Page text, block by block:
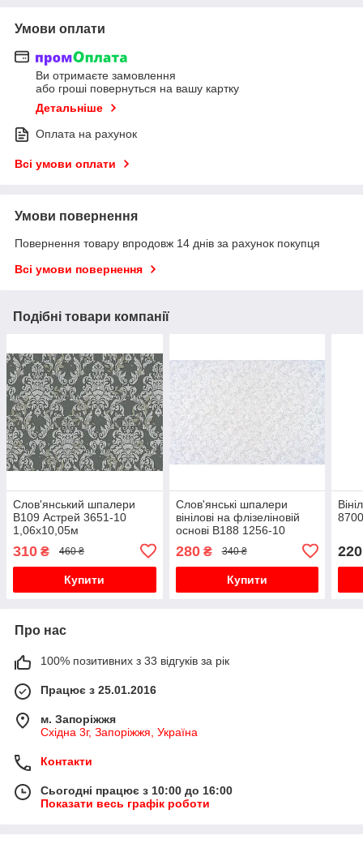
Умови оплати
Ви отримаєте замовлення
або гроші повернуться на вашу картку
Детальніше
Оплата на рахунок
Всі умови оплати
Умови повернення
Повернення товару впродовж 14 днів за рахунок покупця
Всі умови повернення
Подібні товари компанії
Слов'янський шпалери
В109 Астрей 3651-10
1,06х10,05м
310 ₴ 460 ₴
Купити
Слов'янські шпалери
вінілові на флізеліновій
основі В188 1256-10
280₴ 340 ₴
Купити
220
Про нас
100% позитивних з 33 відгуків за рік
Працює з 25.01.2016
м. Запоріжжя
Східна 3г, Запоріжжя, Україна
Контакти
Сьогодні працює з 10:00 до 16:00
Показати весь графік роботи